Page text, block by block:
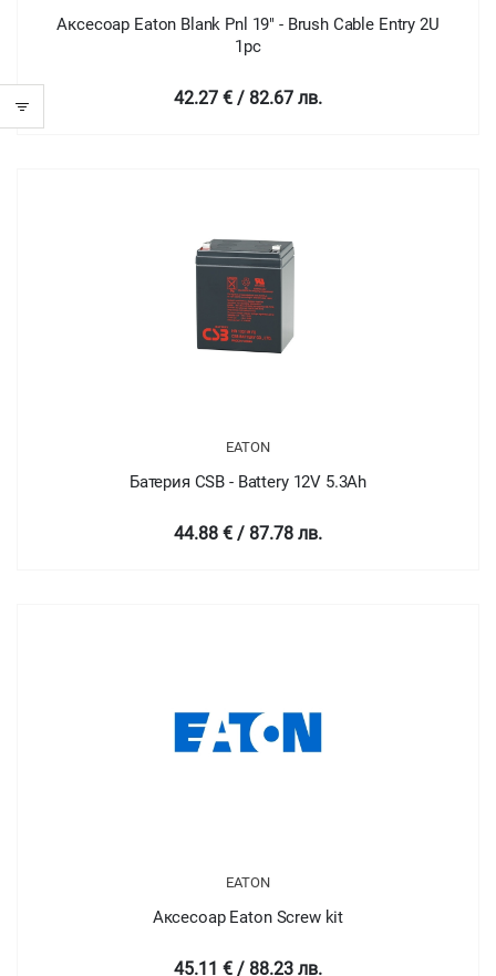
Аксесоар Eaton Blank Pnl 19" - Brush Cable Entry 2U
1pc
42.27 € / 82.67 лв.
EATON
Батерия CSB - Battery 12V 5.3Ah
44.88 € / 87.78 лв.
EATON
Аксесоар Eaton Screw kit
45.11 € / 88.23 лв.